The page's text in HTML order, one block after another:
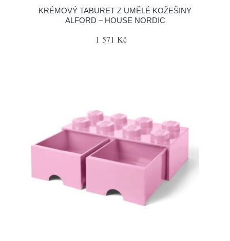
KRÉMOVÝ TABURET Z UMĚLÉ KOŽEŠINY
ALFORD – HOUSE NORDIC
1 571 Kč